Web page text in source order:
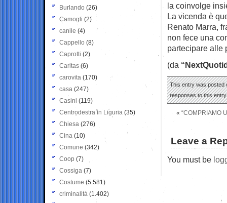
la coinvolge
La vicenda è
Renato Marra,
non fece una
partecipare alle
(da
This entry was posted
responses to this
« “COMPRIAMO
Leave a
You must be
Burlando (26)
Camogli (2)
canile (4)
Cappello (8)
Caprotti (2)
Caritas (6)
carovita (170)
casa (247)
Casini (119)
Centrodestra in Liguria (35)
Chiesa (276)
Cina (10)
Comune (342)
Coop (7)
Cossiga (7)
Costume (5.581)
criminalità (1.402)